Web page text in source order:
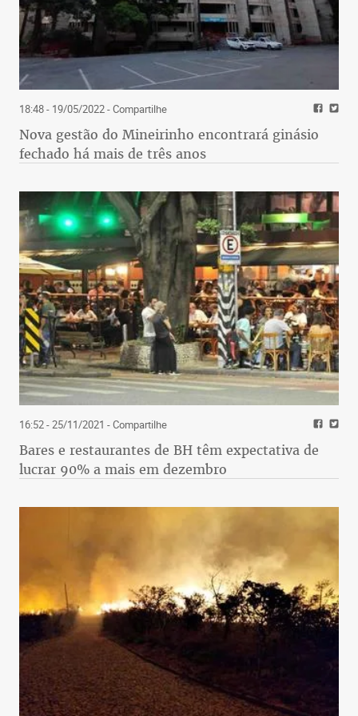
18:48 - 19/05/2022- Compartilhe
Nova gestão do Mineirinho encontrará ginásio
fechado há mais de três anos
16:52 - 25/11/2021 - Compartilhe
Bares e restaurantes de BH têm expectativa de
lucrar 90% a mais em dezembro